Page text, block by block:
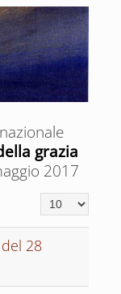
grazia
2017
Visualizza n.
28